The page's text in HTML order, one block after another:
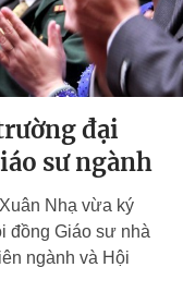
đại
sư ngành
Nhạ vừa ký
đồng Giáo sư nhà
ngành và Hội